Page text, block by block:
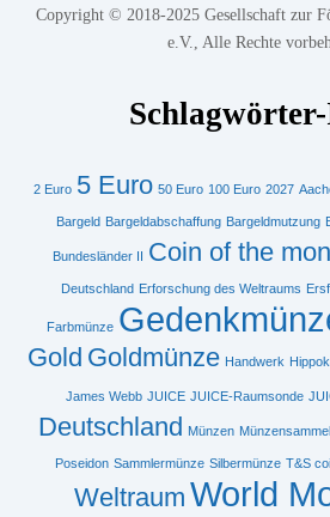
Copyright © 2018-2025 Gesellschaft zur
e.V., Alle Rechte
2 Euro 5 Euro 50 Euro 100 Euro 2027
Bargeld Bargeldabschaffung Bargeldmutzung
Bundesländer II Coin of the
Deutschland Erforschung des Weltraums
Farbmünze
Gold Goldmünze Handwerk
James Webb JUICE JUICE-Raumsonde
Deutschland Münzen
Poseidon Sammlermünze Silbermünze T&S
Weltraum World